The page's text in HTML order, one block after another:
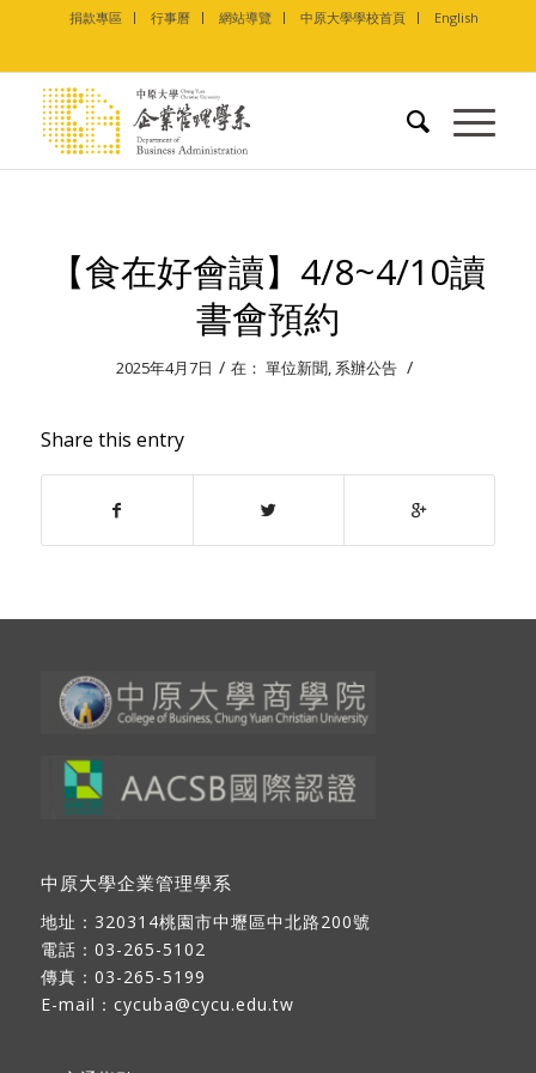
捐款專區 行事曆 網站導覽 中原大學學校首頁 English
【食在好會讀】4/8~4/10讀
書會預約
2025年4月7日 / 在：單位新聞, 系辦公告 /
Share this entry
中原大學企業管理學系
地址： 320314桃園市中壢區中北路200號
電話：03-265-5102
傳真：03-265-5199
E-mail： cycuba@cycu.edu.tw